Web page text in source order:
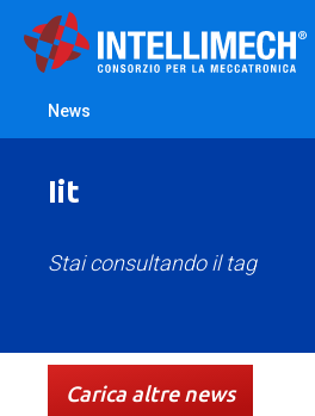
News
Iit
Stai consultando il tag
Tutte Case history
Carica altre news